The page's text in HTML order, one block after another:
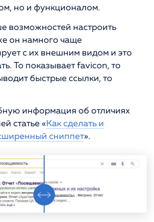
но и функционалом.
возможностей настроить
он намного чаще
с их внешним видом и это
То показывает favicon, то
быстрые ссылки, то
информация об отличиях
статье « Как сделать и
сниппет».